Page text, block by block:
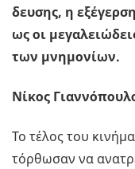
δευ­σης, η
ως οι
των μνη­μο­νί­ων.
Νίκος
Το τέλος του
τόρ­θω­σαν να